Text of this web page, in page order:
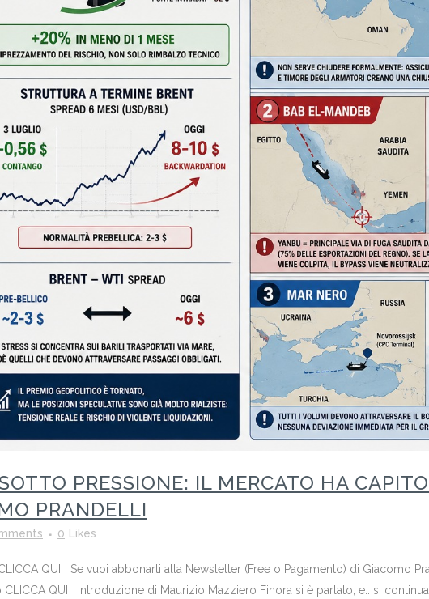
PRESSIONE: IL MERCATO HA
PRANDELLI
0 Likes
QUI Se vuoi abbonarti alla Newsletter (Free o Pagamento) di Giacomo
QUI Introduzione di Maurizio Mazziero Finora si è parlato, e.. si